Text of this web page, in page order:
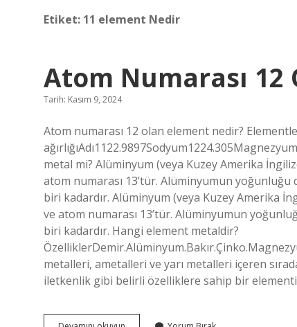
Etiket: 11 element Nedir
Atom Numarası
Tarih: Kasım 9, 2024
Atom numarası 12 olan element nedir?
metal mi? Alüminyum (veya Kuzey Amerika
atom numarası 13’tür. Alüminyumun
biri kadardır. Alüminyum (veya Kuzey Amerika
ve atom numarası 13’tür. Alüminyumun
biri kadardır. Hangi element metaldir?
metalleri, ametalleri ve yarı metalleri içeren
iletkenlik gibi belirli özelliklere sahip bir